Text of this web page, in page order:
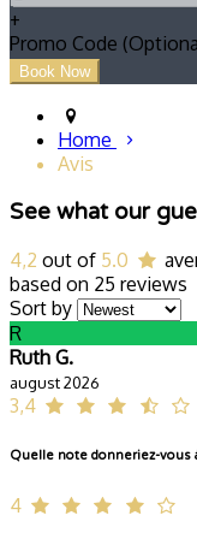
+
Promo Code
Home
Avis
See what our
4,2 out of 5.0
based on 25 reviews
Sort by
R
Ruth G.
august 2026
3,4
Quelle note donneriez-vous
4